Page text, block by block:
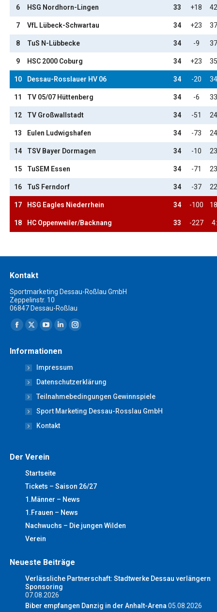
6 HSG Nordhorn-Lingen 33 +18
7 VfL Lübeck-Schwartau 34 +23
8 TuS N-Lübbecke 34 -9
9 HSC 2000 Coburg 34 +23
10 Dessau-Rosslauer HV 06 34 -20
11 TV 05/07 Hüttenberg 34 -6
12 TV Großwallstadt 34 -51
13 Eulen Ludwigshafen 34 -73
14 TSV Bayer Dormagen 34 -10
15 TuSEM Essen 34 -71
16 TuS Ferndorf 34 -37
17 HSG Eagles Niederrhein 34 -100
18 HC Oppenweiler/Backnang 33 -227
Kontakt
Sportmarketing Dessau-Roßlau GmbH
Zeppelinstr. 10
06847 Dessau-Roßlau
Finden Sie uns auf:
Facebook
opens
new
window
X
opens
in
new
window
YouTube
opens
in
new
window
Linkedin
opens
in
new
window
Instagram
new
window
Informationen
Impressum
Datenschutzerklärung
Teilnahmebedingungen Gewinnspiele
Sport Marketing Dessau-Rosslau GmbH
Kontakt
Der Verein
Startseite
Tickets – Saison 26/27
1.Männer – News
1.Frauen – News
Nachwuchs – Die jungen Wilden
Verein
Neueste Beiträge
Verlässliche Partnerschaft: Stadtwerke Dessau verlängern
Sponsoring
07.08.2026
Biber empfangen Danzig in der Anhalt-Arena05.08.2026